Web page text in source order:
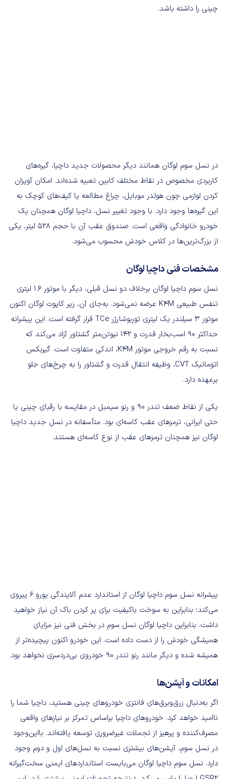
چینی را داشته باشد.
در نسل سوم لوگان همانند دیگر محصولات جدید داچیا، گیره‌های
کاربردی مخصوص در نقاط مختلف کابین تعبیه شده‌اند. امکان آویزان
کردن لوازمی چون هولدر موبایل، چراغ‌ مطالعه یا کیف‌های کوچک به
این گیره‌ها وجود دارد. با وجود تغییر نسل، داچیا لوگان همچنان یک
خودرو خانوادگی واقعی است. صندوق عقب آن با حجم ۵۲۸ لیتر، یکی
از بزرگ‌ترین‌ها در کلاس خودش محسوب می‌شود.
مشخصات فنی داچیا لوگان
نسل سوم داچیا لوگان برخلاف دو نسل قبلی، دیگر با موتور ۱.۶ لیتری
تنفس طبیعی K4M عرضه نمی‌شود. به‌جای آن، زیر کاپوت لوگان اکنون
موتور ۳ سیلندر یک لیتری توربوشارژر TCe قرار گرفته است. این پیشرانه
حداکثر ۹۰ اسب‌بخار قدرت و ۱۴۲ نیوتن‌متر گشتاور آزاد می‌کند که
نسبت به رقم خروجی موتور K4M، اندکی متفاوت است. گیربکس
اتوماتیک CVT، وظیفه انتقال قدرت و گشتاور را به چرخ‌های جلو
برعهده دارد.
یکی از نقاط ضعف تندر ۹۰ و رنو سیمبل در مقایسه با رقبای چینی یا
حتی ایرانی، ترمزهای عقب کاسه‌ای بود. متأسفانه در نسل جدید داچیا
لوگان نیز همچنان ترمزهای عقب از نوع کاسه‌ای هستند.
پیشرانه نسل سوم داچیا لوگان از استاندارد عدم آلایندگی یورو ۶ پیروی
می‌کند؛ بنابراین به سوخت باکیفیت برای پر کردن باک آن نیاز خواهید
داشت. بنابراین داچیا لوگان نسل سوم در بخش فنی نیز مزایای
همیشگی خودش را از دست داده است. این خودرو اکنون پیچیده‌تر از
همیشه شده و دیگر مانند رنو تندر ۹۰ خودروی بی‌دردسری نخواهد بود.
امکانات و آپشن‌ها
اگر به‌دنبال زرق‌وبرق‌های فانتزی خودروهای چینی هستید، داچیا شما را
ناامید خواهد کرد. خودروهای داچیا براساس تمرکز بر نیازهای واقعی
مصرف‌کننده و پرهیز از تجملات غیرضروری توسعه یافته‌اند. بااین‌وجود
در نسل سوم، آپشن‌های بیشتری نسبت به نسل‌های اول و دوم وجود
دارد. نسل سوم داچیا لوگان می‌بایست استانداردهای ایمنی سخت‌گیرانه